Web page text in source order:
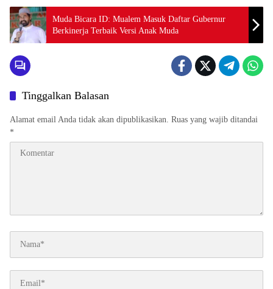
Muda Bicara ID: Mualem Masuk Daftar Gubernur
Berkinerja Terbaik Versi Anak Muda
Tinggalkan Balasan
Alamat email Anda tidak akan dipublikasikan. Ruas yang wajib ditandai
*